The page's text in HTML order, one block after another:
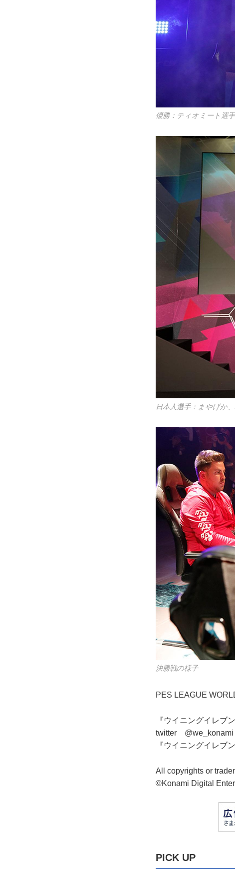
優勝：ティオミート選
日本人選手：まやげか
決勝戦の様子
PES LEAGUE
『ウイニングイレ
twitter @we_konami
『ウイニングイレブ
All copyrights or
©Konami Digital
PICK UP